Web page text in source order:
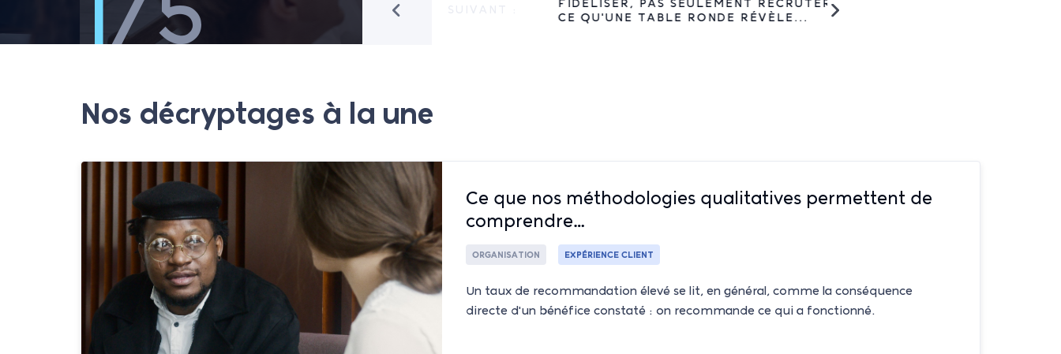
QUALITATIVES PERMETTENT DE
COMPRENDRE…
FIDÉLISER, PAS SEULEMENT RECRUTER :
CE QU'UNE TABLE RONDE RÉVÈLE...
Nos décryptages à la une
Ce que nos méthodologies qualitatives permettent de
comprendre…
ORGANISATION EXPÉRIENCE CLIENT
Un taux de recommandation élevé se lit, en général, comme la conséquence
directe d'un bénéfice constaté : on recommande ce qui a fonctionné.